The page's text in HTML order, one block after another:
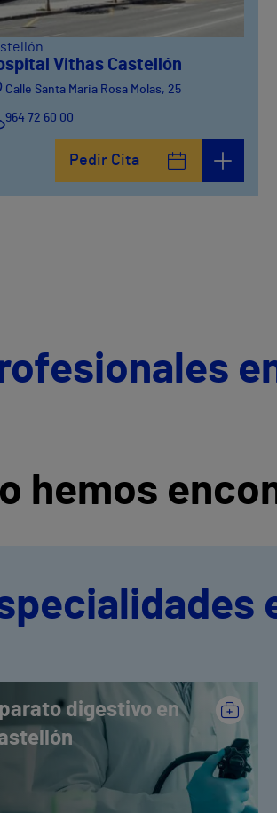
Vithas Castellón
Calle Santa Maria Rosa Molas, 25
964 72 60 00
Pedir Cita
hemos
digestivo en